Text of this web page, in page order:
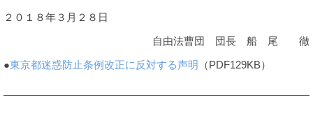
２０１８年３月２８日
自由法曹団 団長 船 尾 徹
●東京都迷惑防止条例改正に反対する声明 （PDF129KB）